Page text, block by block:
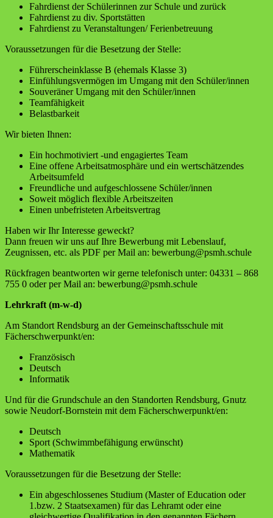
Fahrdienst der Schülerinnen zur Schule und zurück
Fahrdienst zu div. Sportstätten
Fahrdienst zu Veranstaltungen/ Ferienbetreuung
Voraussetzungen für die Besetzung der Stelle:
Führerscheinklasse B (ehemals Klasse 3)
Einfühlungsvermögen im Umgang mit den Schüler/innen
Souveräner Umgang mit den Schüler/innen
Teamfähigkeit
Belastbarkeit
Wir bieten Ihnen:
Ein hochmotiviert -und engagiertes Team
Eine offene Arbeitsatmosphäre und ein wertschätzendes
Arbeitsumfeld
Freundliche und aufgeschlossene Schüler/innen
Soweit möglich flexible Arbeitszeiten
Einen unbefristeten Arbeitsvertrag
Haben wir Ihr Interesse geweckt?
Dann freuen wir uns auf Ihre Bewerbung mit Lebenslauf,
Zeugnissen, etc. als PDF per Mail an: bewerbung@psmh.schule
Rückfragen beantworten wir gerne telefonisch unter: 04331 – 868
755 0 oder per Mail an: bewerbung@psmh.schule
Lehrkraft (m-w-d)
Am Standort Rendsburg an der Gemeinschaftsschule mit
Fächerschwerpunkt/en:
Französisch
Deutsch
Informatik
Und für die Grundschule an den Standorten Rendsburg, Gnutz
sowie Neudorf-Bornstein mit dem Fächerschwerpunkt/en:
Deutsch
Sport (Schwimmbefähigung erwünscht)
Mathematik
Voraussetzungen für die Besetzung der Stelle:
Ein abgeschlossenes Studium (Master of Education oder
1.bzw. 2 Staatsexamen) für das Lehramt oder eine